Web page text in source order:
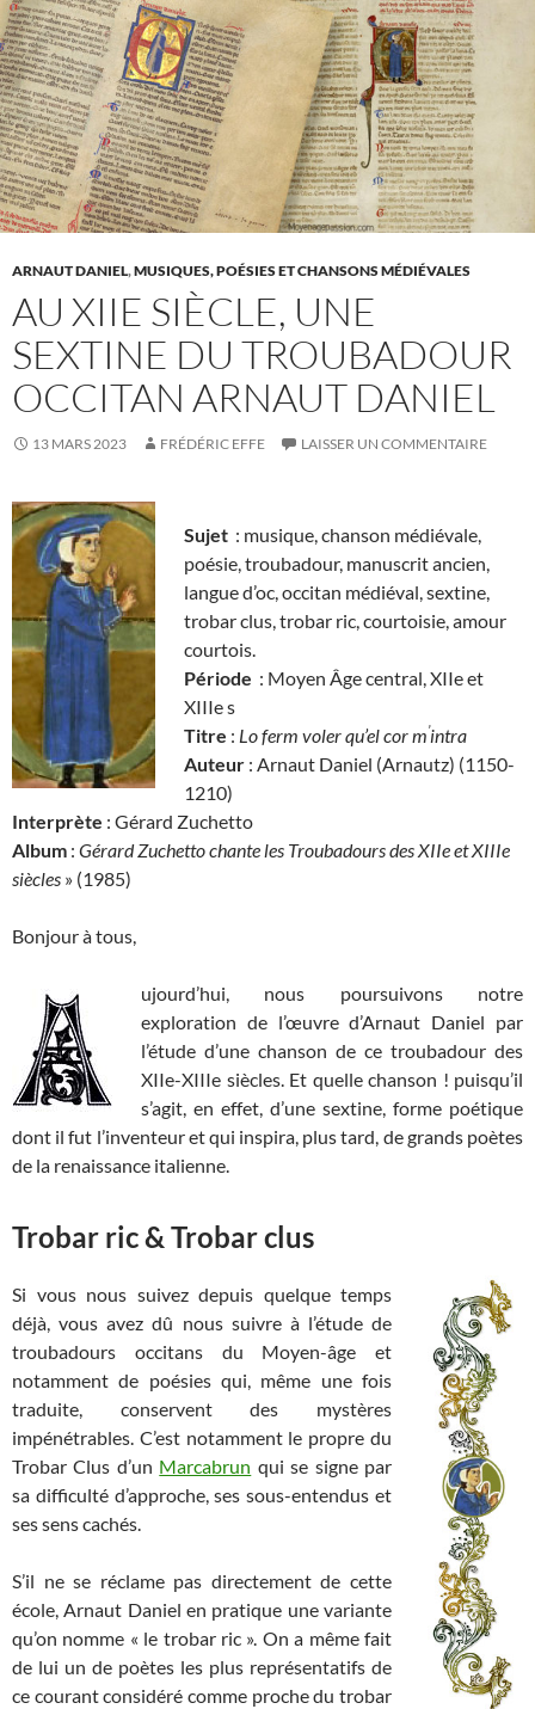
ARNAUT DANIEL,MUSIQUES, POÉSIES ET CHANSONS MÉDIÉVALES
AU XIIE SIÈCLE, UNE
SEXTINE DU TROUBADOUR
OCCITAN ARNAUT DANIEL
13 MARS 2023 FRÉDÉRIC EFFE LAISSER UN COMMENTAIRE
Sujet : musique, chanson médiévale,
poésie, troubadour, manuscrit ancien,
langue d’oc, occitan médiéval, sextine,
trobar clus, trobar ric, courtoisie, amour
courtois.
Période : Moyen Âge central, XIIe et
XIIIe s
Titre : Lo ferm voler qu’el cor m’intra
Auteur : Arnaut Daniel (Arnautz) (1150-
1210)
Interprète : Gérard Zuchetto
Album : Gérard Zuchetto chante les Troubadours des XIIe et XIIIe
siècles » (1985)
Bonjour à tous,
ujourd’hui, nous poursuivons notre
exploration de l’œuvre d’Arnaut Daniel par
l’étude d’une chanson de ce troubadour des
XIIe-XIIIe siècles. Et quelle chanson ! puisqu’il
s’agit, en effet, d’une sextine, forme poétique
dont il fut l’inventeur et qui inspira, plus tard, de grands poètes
de la renaissance italienne.
Trobar ric & Trobar clus
Si vous nous suivez depuis quelque temps
déjà, vous avez dû nous suivre à l’étude de
troubadours occitans du Moyen-âge et
notamment de poésies qui, même une fois
traduite, conservent des mystères
impénétrables. C’est notamment le propre du
Trobar Clus d’un Marcabrun qui se signe par
sa difficulté d’approche, ses sous-entendus et
ses sens cachés.
S’il ne se réclame pas directement de cette
école, Arnaut Daniel en pratique une variante
qu’on nomme « le trobar ric ». On a même fait
de lui un de poètes les plus représentatifs de
ce courant considéré comme proche du trobar